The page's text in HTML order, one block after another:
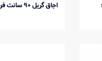
اجاق گریل 90 سانت فردار با shelf